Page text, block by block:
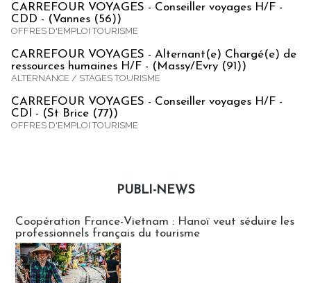
CARREFOUR VOYAGES - Conseiller voyages H/F -
CDD - (Vannes (56))
OFFRES D'EMPLOI TOURISME
CARREFOUR VOYAGES - Alternant(e) Chargé(e) de
ressources humaines H/F - (Massy/Evry (91))
ALTERNANCE / STAGES TOURISME
CARREFOUR VOYAGES - Conseiller voyages H/F -
CDI - (St Brice (77))
OFFRES D'EMPLOI TOURISME
PUBLI-NEWS
Coopération France-Vietnam : Hanoï veut séduire les
professionnels français du tourisme